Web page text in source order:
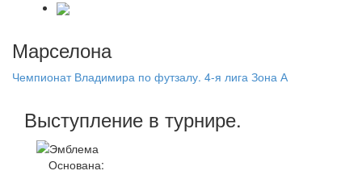
Марселона
Чемпионат Владимира по футзалу. 4-я лига Зона А
Выступление в турнире.
Основана: